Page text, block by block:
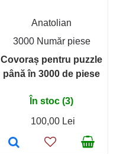
Anatolian
3000 Număr piese
Covoraș pentru puzzle
până în 3000 de piese
În stoc (3)
100,00 Lei